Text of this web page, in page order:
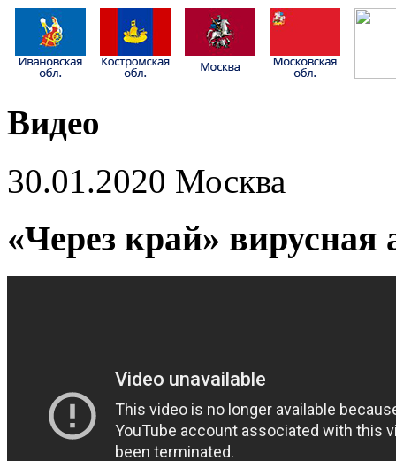
Видео
30.01.2020 Москва
«Через край» вирусная